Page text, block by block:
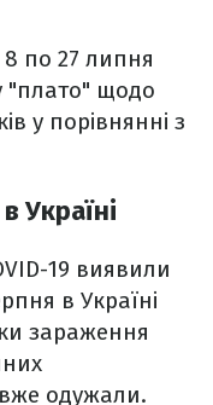
по 27 липня
"плато" щодо
у порівнянні з
Україні
19 виявили
в Україні
зараження
вже одужали.